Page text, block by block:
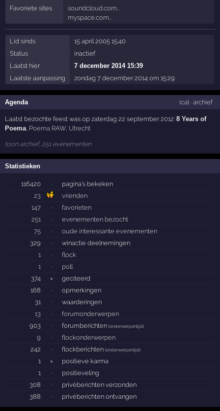
Favoriete sites
soundcloud.com…
myspace.com…
Lid sinds
15 april 2005 15:40
Status
inactief
Laatst hier
7 december 2014 15:39
Laatste aanpassing
zondag 7 december 2014 om 15:29
Agenda ical · archief
Laatst bezochte feest was op zaterdag 22 september 2012:8 Years of
Poema, Poema RAW, Utrecht
toon archief, 251 evenementen
Statistieken
116420 ·
pagina's bekeken
23
vrienden
147
·
favorieten
251
·
evenementen bezocht
75
·
oude interessante evenementen
329
·
winactie deelnemingen
1
·
flock
1
·
poll
374
×
geciteerd
168
·
opmerkingen
31
·
waarderingen
13
·
forumonderwerpen
903
· forumberichten(onderwerpenlijst)
9 ·
flockonderwerpen
242
· flockberichten(onderwerpenlijst)
1 ×
positieve karma
1
·
positieveling
308
·
privéberichten verzonden
388
· privéberichten ontvangen